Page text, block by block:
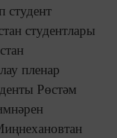
студент
студентлары
пленар
Рөстәм